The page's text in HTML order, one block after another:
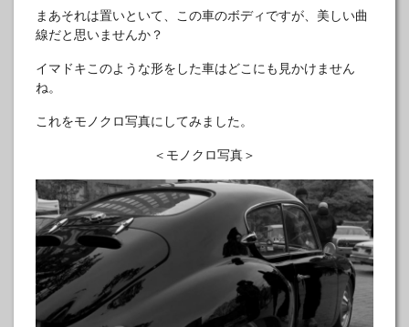
まあそれは置いといて、この車のボディですが、美しい曲
線だと思いませんか？
イマドキこのような形をした車はどこにも見かけません
ね。
これをモノクロ写真にしてみました。
＜モノクロ写真＞